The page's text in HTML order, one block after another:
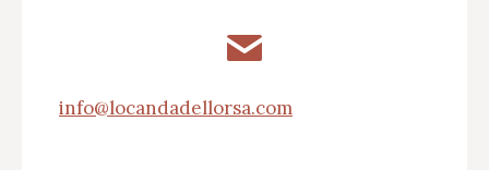
info@locandadellorsa.com